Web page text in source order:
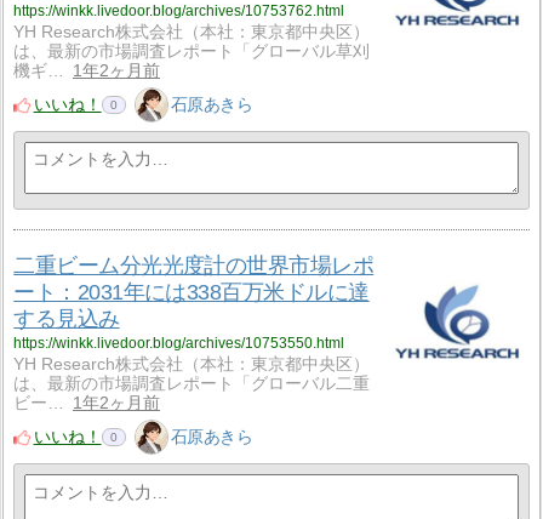
https://winkk.livedoor.blog/archives/10753762.html
YH Research株式会社（本社：東京都中央区）
は、最新の市場調査レポート「グローバル草刈
機ギ…
1年2ヶ月前
いいね！
0 石原あきら
二重ビーム分光光度計の世界市場レポ
ート：2031年には338百万米ドルに達
する見込み
https://winkk.livedoor.blog/archives/10753550.html
YH Research株式会社（本社：東京都中央区）
は、最新の市場調査レポート「グローバル二重
ビー…
1年2ヶ月前
いいね！
0 石原あきら